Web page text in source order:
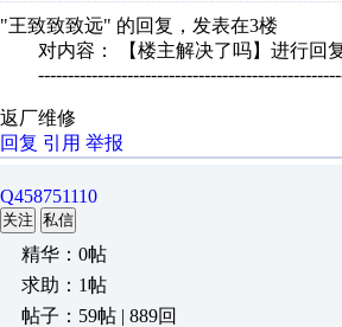
"王致致致远" 的回复，发表在3楼
对内容： 【楼主解决了吗】进行回复
返厂维修
回复 引用 举报
Q458751110
关注 私信
精华：0帖
求助：1帖
帖子：59帖 | 889回